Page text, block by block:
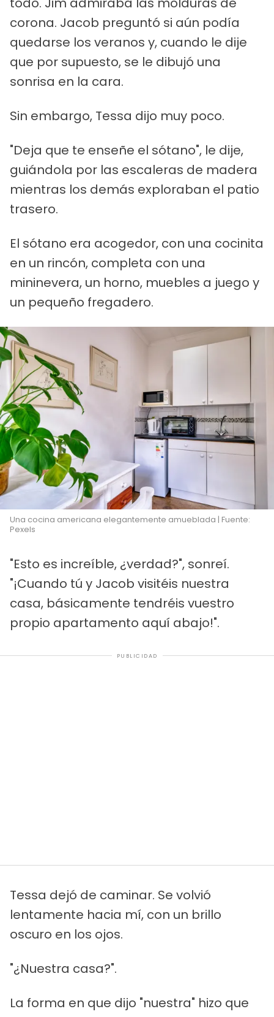
corona. Jacob preguntó si aún podía
quedarse los veranos y, cuando le dije
que por supuesto, se le dibujó una
sonrisa en la cara.
Sin embargo, Tessa dijo muy poco.
"Deja que te enseñe el sótano", le dije,
guiándola por las escaleras de madera
mientras los demás exploraban el patio
trasero.
El sótano era acogedor, con una cocinita
en un rincón, completa con una
mininevera, un horno, muebles a juego y
un pequeño fregadero.
Una cocina americana elegantemente amueblada | Fuente:
Pexels
"Esto es increíble, ¿verdad?", sonreí.
"¡Cuando tú y Jacob visitéis nuestra
casa, básicamente tendréis vuestro
propio apartamento aquí abajo!".
PUBLICIDAD
Tessa dejó de caminar. Se volvió
lentamente hacia mí, con un brillo
oscuro en los ojos.
"¿Nuestra casa?".
La forma en que dijo "nuestra" hizo que